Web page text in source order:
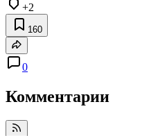
+2
160
0
Комментарии